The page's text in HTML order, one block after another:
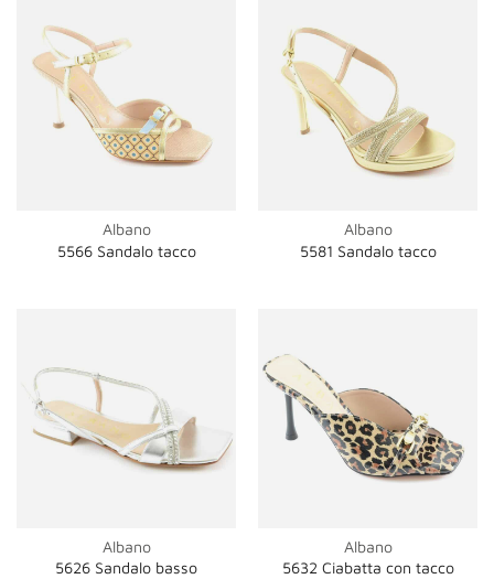
Albano
5566 Sandalo tacco
Albano
5581 Sandalo tacco
Albano
5626 Sandalo basso
Albano
5632 Ciabatta con tacco